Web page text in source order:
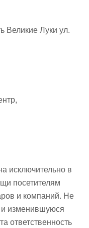
Великие Луки ул.
исключительно в
посетителям
и компаний. Не
и изменившуюся
ответственность